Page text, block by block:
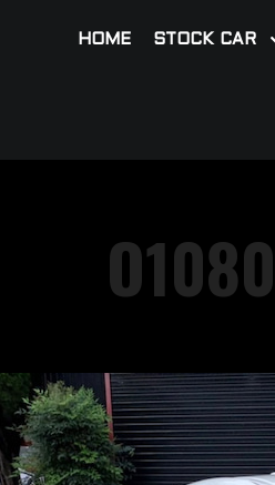
HOME STOCK CAR